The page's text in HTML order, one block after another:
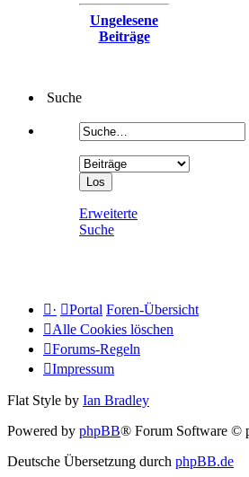
Ungelesene
Beiträge
Suche
Erweiterte
Suche
· Portal Foren-Übersicht
Alle Cookies löschen
Forums-Regeln
Impressum
Flat Style by Ian Bradley
Powered by phpBB® Forum Software ©
Deutsche Übersetzung durch phpBB.de